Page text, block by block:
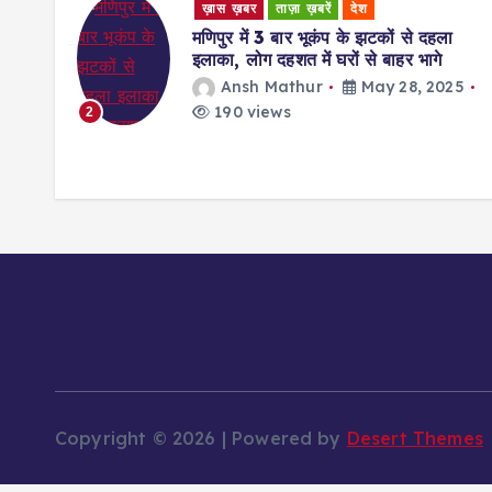
ख़ास ख़बर ताज़ा ख़बरें देश
Bareilly News: थार से घूमकर बेच रहे थे
मार्फीन, बरेली में चार तस्कर गिरफ्तार, डेढ़ करोड़
की ड्रग बरामद
Ansh Mathur
Copyright © 2026 | Powered by Desert Themes